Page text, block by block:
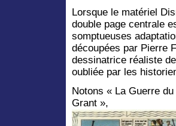
Lorsque le matériel
double page centrale
somptueuses
découpées par Pierre
dessinatrice réaliste
oubliée par les
Notons « La Guerre
Grant »,